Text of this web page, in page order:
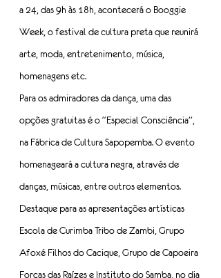
a 24, das 9h às 18h, acontecerá o Booggie
Week, o festival de cultura preta que reunirá
arte, moda, entretenimento, música,
homenagens etc.
Para os admiradores da dança, uma das
opções gratuitas é o “Especial Consciência”,
na Fábrica de Cultura Sapopemba. O evento
homenageará a cultura negra, através de
danças, músicas, entre outros elementos.
Destaque para as apresentações artísticas
Escola de Curimba Tribo de Zambi, Grupo
Afoxé Filhos do Cacique, Grupo de Capoeira
Forças das Raízes e Instituto do Samba, no dia